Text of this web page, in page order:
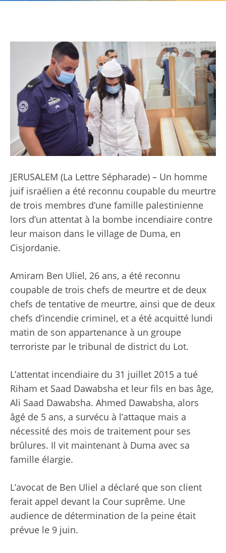
JERUSALEM (La Lettre Sépharade) – Un homme
juif israélien a été reconnu coupable du meurtre
de trois membres d’une famille palestinienne
lors d’un attentat à la bombe incendiaire contre
leur maison dans le village de Duma, en
Cisjordanie.
Amiram Ben Uliel, 26 ans, a été reconnu
coupable de trois chefs de meurtre et de deux
chefs de tentative de meurtre, ainsi que de deux
chefs d’incendie criminel, et a été acquitté lundi
matin de son appartenance à un groupe
terroriste par le tribunal de district du Lot.
L’attentat incendiaire du 31 juillet 2015 a tué
Riham et Saad Dawabsha et leur fils en bas âge,
Ali Saad Dawabsha. Ahmed Dawabsha, alors
âgé de 5 ans, a survécu à l’attaque mais a
nécessité des mois de traitement pour ses
brûlures. Il vit maintenant à Duma avec sa
famille élargie.
L’avocat de Ben Uliel a déclaré que son client
ferait appel devant la Cour suprême. Une
audience de détermination de la peine était
prévue le 9 juin.